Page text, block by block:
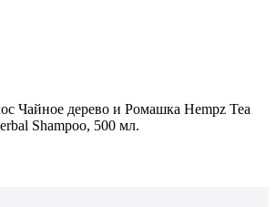
Чайное дерево и Ромашка Hempz Tea
Shampoo, 500 мл.